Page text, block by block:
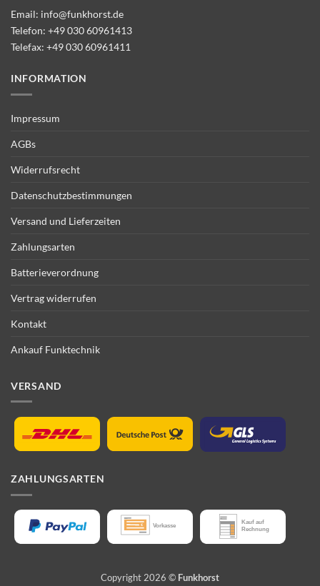
Email: info@funkhorst.de
Telefon: +49 030 60961413
Telefax: +49 030 60961411
INFORMATION
Impressum
AGBs
Widerrufsrecht
Datenschutzbestimmungen
Versand und Lieferzeiten
Zahlungsarten
Batterieverordnung
Vertrag widerrufen
Kontakt
Ankauf Funktechnik
VERSAND
ZAHLUNGSARTEN
Copyright 2026 © Funkhorst